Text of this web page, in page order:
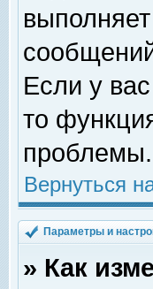
Если у
то
проблемы.
Вернуться
Параметры и
» Как